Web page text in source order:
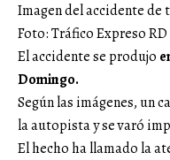
Imagen del accidente
Foto: Tráfico Expreso RD
El accidente se produjo
Domingo.
Según las imágenes, un
la autopista y se varó
El hecho ha llamado la